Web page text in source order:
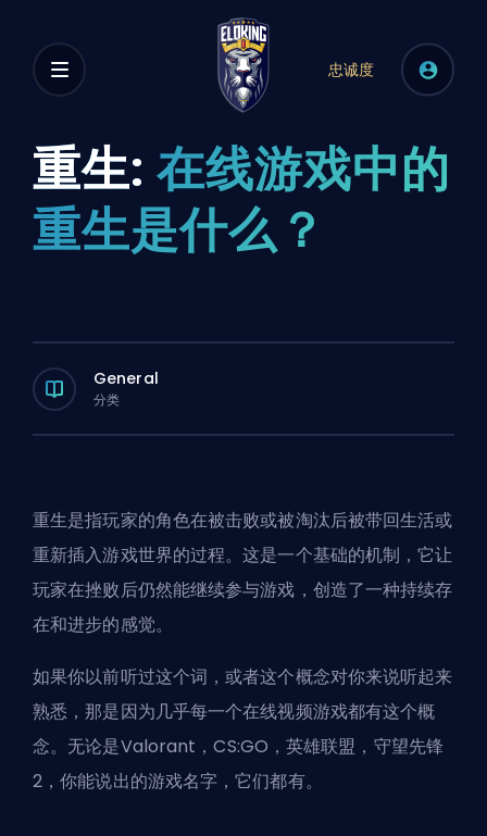
忠诚度
重生: 在线游戏中的
重生是什么？
General
分类
重生是指玩家的角色在被击败或被淘汰后被带回生活或
重新插入游戏世界的过程。这是一个基础的机制，它让
玩家在挫败后仍然能继续参与游戏，创造了一种持续存
在和进步的感觉。
如果你以前听过这个词，或者这个概念对你来说听起来
熟悉，那是因为几乎每一个在线视频游戏都有这个概
念。无论是Valorant，CS:GO，英雄联盟，守望先锋
2，你能说出的游戏名字，它们都有。